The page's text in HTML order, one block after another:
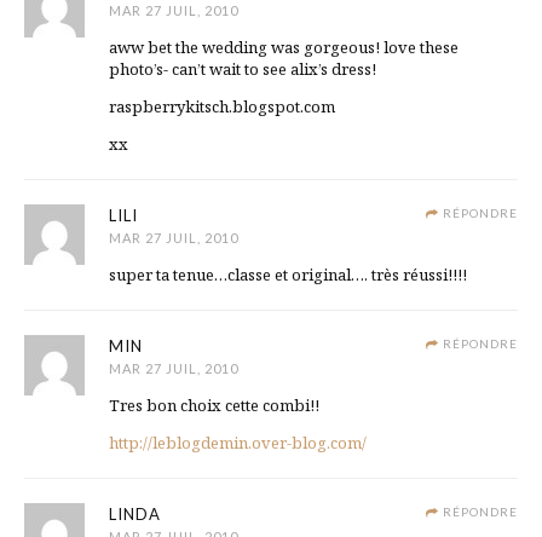
MAR 27 JUIL, 2010
aww bet the wedding was gorgeous! love these
photo’s- can’t wait to see alix’s dress!
raspberrykitsch.blogspot.com
xx
RÉPONDRE
LILI
MAR 27 JUIL, 2010
super ta tenue…classe et original…. très réussi!!!!
RÉPONDRE
MIN
MAR 27 JUIL, 2010
Tres bon choix cette combi!!
http://leblogdemin.over-blog.com/
RÉPONDRE
LINDA